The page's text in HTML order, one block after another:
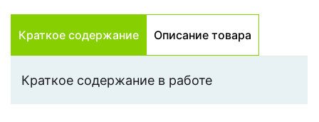
Краткое содержание Описание товара
Краткое содержание в работе